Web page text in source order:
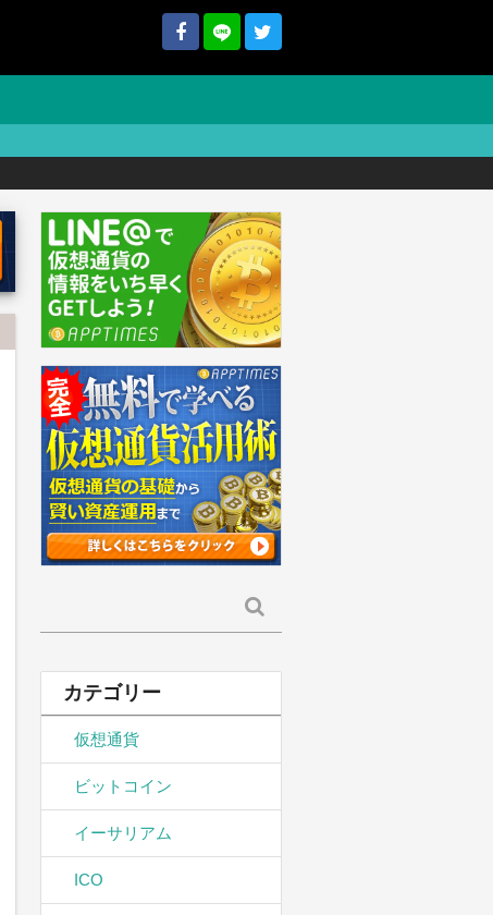
索:
カテゴリー
仮想通貨
ビットコイン
イーサリアム
ICO